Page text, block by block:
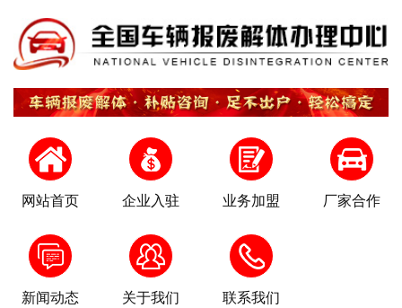
网站首页 企业入驻 业务加盟 厂家合作
新闻动态 关于我们 联系我们